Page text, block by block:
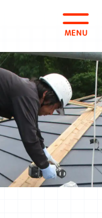
見積
暖
山4-125